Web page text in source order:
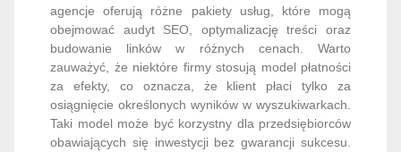
agencje oferują różne pakiety usług, które mogą
obejmować audyt SEO, optymalizację treści oraz
budowanie linków w różnych cenach. Warto
zauważyć, że niektóre firmy stosują model płatności
za efekty, co oznacza, że klient płaci tylko za
osiągnięcie określonych wyników w wyszukiwarkach.
Taki model może być korzystny dla przedsiębiorców
obawiających się inwestycji bez gwarancji sukcesu.